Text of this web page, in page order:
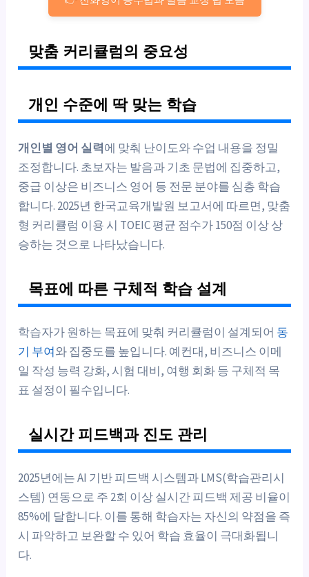
맞춤 커리큘럼의 중요성
개인 수준에 딱 맞는 학습
개인별 영어 실력에 맞춰 난이도와 수업 내용을 정밀
조정합니다. 초보자는 발음과 기초 문법에 집중하고,
중급 이상은 비즈니스 영어 등 전문 분야를 심층 학습
합니다. 2025년 한국교육개발원 보고서에 따르면, 맞춤
형 커리큘럼 이용 시 TOEIC 평균 점수가 150점 이상 상
승하는 것으로 나타났습니다.
목표에 따른 구체적 학습 설계
학습자가 원하는 목표에 맞춰 커리큘럼이 설계되어 동
기 부여와 집중도를 높입니다. 예컨대, 비즈니스 이메
일 작성 능력 강화, 시험 대비, 여행 회화 등 구체적 목
표 설정이 필수입니다.
실시간 피드백과 진도 관리
2025년에는 AI 기반 피드백 시스템과 LMS(학습관리시
스템) 연동으로 주 2회 이상 실시간 피드백 제공 비율이
85%에 달합니다. 이를 통해 학습자는 자신의 약점을 즉
시 파악하고 보완할 수 있어 학습 효율이 극대화됩니
다.